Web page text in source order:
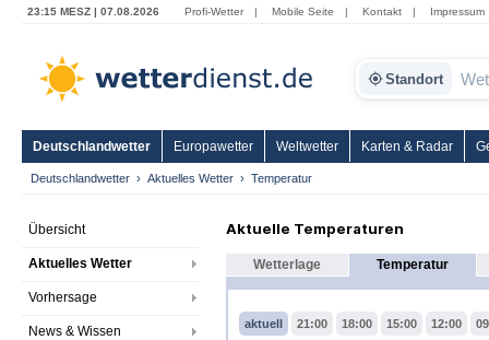
23:15 MESZ | 07.08.2026 Profi-Wetter | Mobile Seite | Kontakt | Impressum
Standort
Deutschlandwetter Europawetter Weltwetter Karten & Radar
Deutschlandwetter Aktuelles Wetter Temperatur
Übersicht
Aktuelles Wetter
Vorhersage
News & Wissen
Aktuelle Temperaturen
Wetterlage Temperatur
aktuell 21:00 18:00 15:00 12:00